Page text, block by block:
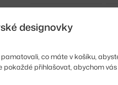
Info k produktu:
EAN
designovky
co máte v košíku,
pokaždé přihlašovat, abychom vás